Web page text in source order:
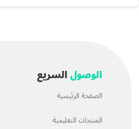
الوصولالسريع
الصفحة الرئيسية
المنتجات التعليمية